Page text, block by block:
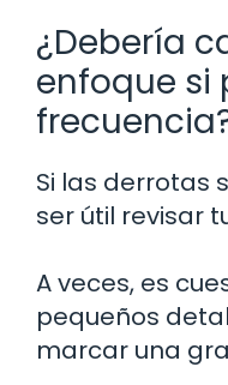
¿Debería
enfoque si
Si las derrotas
ser útil revisar
A veces, es
pequeños
marcar una